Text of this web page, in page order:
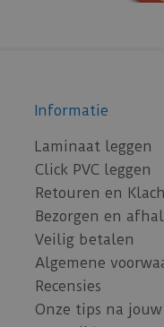
Informatie
Laminaat leggen
Click PVC leggen
Retouren en
Bezorgen en
Veilig betalen
Algemene
Recensies
Onze tips na